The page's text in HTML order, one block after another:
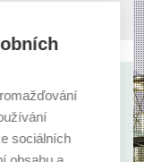
other options.
sociálních